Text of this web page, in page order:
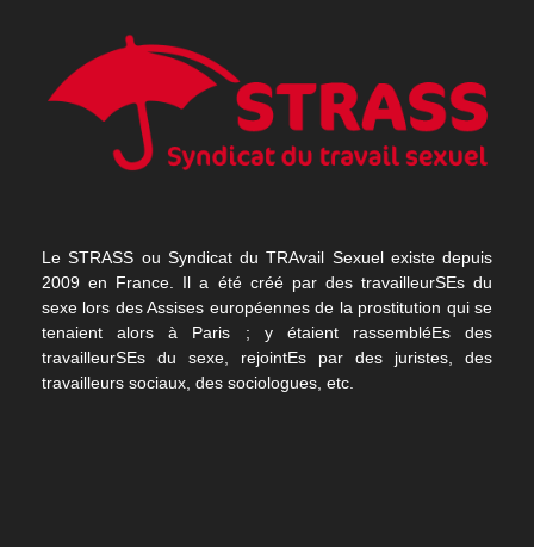
Le STRASS ou Syndicat du TRAvail Sexuel existe depuis
2009 en France. Il a été créé par des travailleurSEs du
sexe lors des Assises européennes de la prostitution qui se
tenaient alors à Paris ; y étaient rassembléEs des
travailleurSEs du sexe, rejointEs par des juristes, des
travailleurs sociaux, des sociologues, etc.